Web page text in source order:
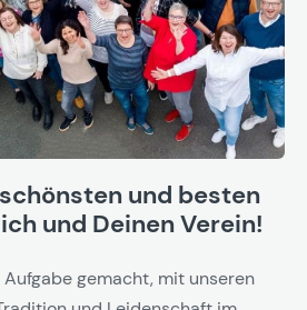
und besten
und Deinen Verein!
gemacht, mit unseren